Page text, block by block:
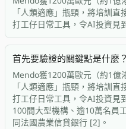
「人類適應」瓶頸，將培訓
打工仔日常工具，令AI投資見
首先要驗證的關鍵點是什麼？
Mendo獲1200萬歐元（約1億
「人類適應」瓶頸，將培訓
打工仔日常工具，令AI投資見
100間大型機構、逾10萬名員
同法國農業信貸銀行 [2]。